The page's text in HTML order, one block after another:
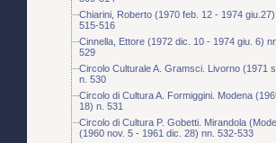
Chiarini, Roberto (1970 feb. 12 - 1974 giu.27)
515-516
Cinnella, Ettore (1972 dic. 10 - 1974 giu. 6)
529
Circolo Culturale A. Gramsci. Livorno (1971
n. 530
Circolo di Cultura A. Formiggini. Modena
18) n. 531
Circolo di Cultura P. Gobetti. Mirandola
(1960 nov. 5 - 1961 dic. 28) nn. 532-533